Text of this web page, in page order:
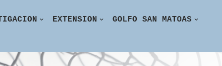
EXTENSION GOLFO SAN MATOAS